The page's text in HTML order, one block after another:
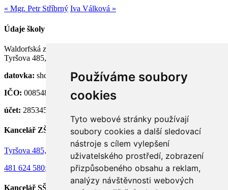
Používáme soubory
cookies
Tyto webové stránky používají
soubory cookies a další sledovací
nástroje s cílem vylepšení
uživatelského prostředí, zobrazení
přizpůsobeného obsahu a reklam,
analýzy návštěvnosti webových
« Mgr. Petr Stříbrný Iva Válková »
Údaje školy
Waldorfská základní a střední škola Semily, p. o.
Tyršova 485, 513 01 Semily
datovka: shdknnh
IČO: 00854824
účet: 28534581/0100
Kancelář ZŠ
Tyršova 485, 513 01 Semily
481 624 580; 736 130 073
Kancelář SŠ